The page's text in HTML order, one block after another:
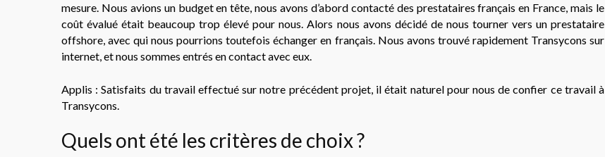
mesure. Nous avions un budget en tête, nous avons d’abord contacté des prestataires français en France, mais le
coût évalué était beaucoup trop élevé pour nous. Alors nous avons décidé de nous tourner vers un prestataire
offshore, avec qui nous pourrions toutefois échanger en français. Nous avons trouvé rapidement Transycons sur
internet, et nous sommes entrés en contact avec eux.
Applis : Satisfaits du travail effectué sur notre précédent projet, il était naturel pour nous de confier ce travail à
Transycons.
Quels ont été les critères de choix ?